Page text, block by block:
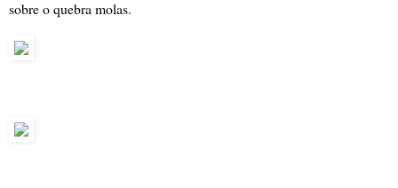
sobre o quebra molas.